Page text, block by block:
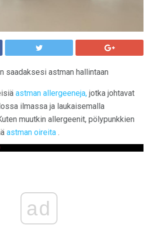
saadaksesi astman hallintaan
astman allergeeneja, jotka johtavat
ilmassa ja laukaisemalla
muutkin allergeenit, pölypunkkien
astman oireita .
ad